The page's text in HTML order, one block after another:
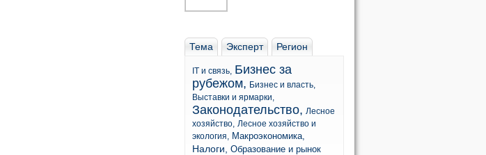
Тема Эксперт Регион
IT и связь, Бизнес за
рубежом, Бизнес и власть,
Выставки и ярмарки,
Законодательство, Лесное
хозяйство, Лесное хозяйство и
экология, Макроэкономика,
Налоги, Образование и рынок